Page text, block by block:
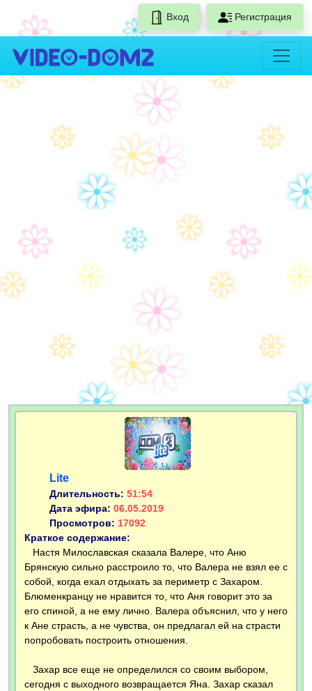
Вход Регистрация
Lite
Длительность: 51:54
Дата эфира: 06.05.2019
Просмотров: 17092
Краткое содержание:
Настя Милославская сказала Валере, что Аню
Брянскую сильно расстроило то, что Валера не взял ее с
собой, когда ехал отдыхать за периметр с Захаром.
Блюменкранцу не нравится то, что Аня говорит это за
его спиной, а не ему лично. Валера объяснил, что у него
к Ане страсть, а не чувства, он предлагал ей на страсти
попробовать построить отношения.
Захар все еще не определился со своим выбором,
сегодня с выходного возвращается Яна. Захар сказал